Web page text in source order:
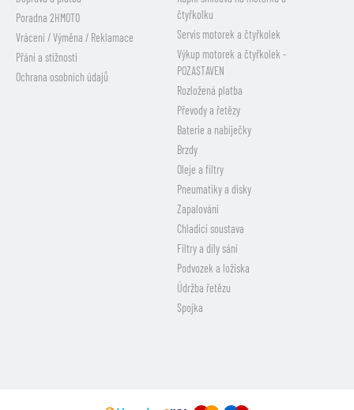
Poradna 2HMOTO
Vrácení / Výměna / Reklamace
Přání a stížnosti
Ochrana osobních údajů
čtyřkolku
Servis motorek a čtyřkolek
Výkup motorek a čtyřkolek -
POZASTAVEN
Rozložená platba
Převody a řetězy
Baterie a nabíječky
Brzdy
Oleje a filtry
Pneumatiky a disky
Zapalování
Chladicí soustava
Filtry a díly sání
Podvozek a ložiska
Údržba řetězu
Spojka